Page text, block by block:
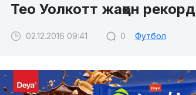
Тео Уолкотт жаҳон
02.12.2016 09:41 0 Футбол